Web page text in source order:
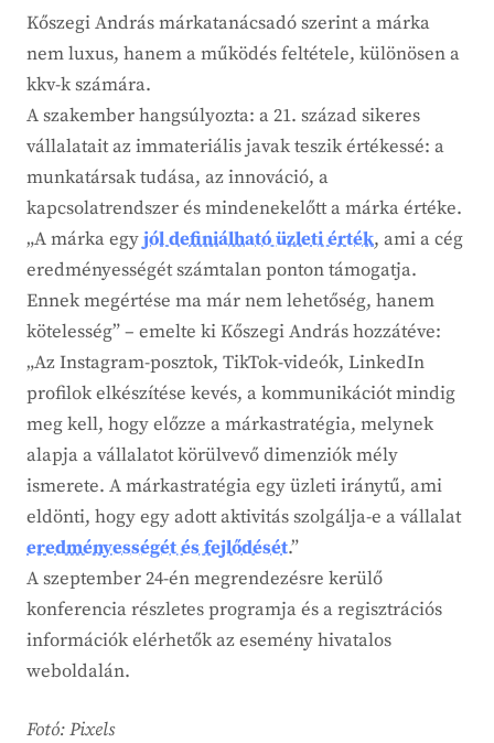
Kőszegi András márkatanácsadó szerint a márka
nem luxus, hanem a működés feltétele, különösen a
kkv-k számára.
A szakember hangsúlyozta: a 21. század sikeres
vállalatait az immateriális javak teszik értékessé: a
munkatársak tudása, az innováció, a
kapcsolatrendszer és mindenekelőtt a márka értéke.
„A márka egyjól definiálható üzleti érték, ami a cég
eredményességét számtalan ponton támogatja.
Ennek megértése ma már nem lehetőség, hanem
kötelesség” – emelte ki Kőszegi András hozzátéve:
„Az Instagram-posztok, TikTok-videók, LinkedIn
profilok elkészítése kevés, a kommunikációt mindig
meg kell, hogy előzze a márkastratégia, melynek
alapja a vállalatot körülvevő dimenziók mély
ismerete. A márkastratégia egy üzleti iránytű, ami
eldönti, hogy egy adott aktivitás szolgálja-e a vállalat
eredményességét és fejlődését.”
A szeptember 24-én megrendezésre kerülő
konferencia részletes programja és a regisztrációs
információk elérhetők az esemény hivatalos
weboldalán.
Fotó: Pixels